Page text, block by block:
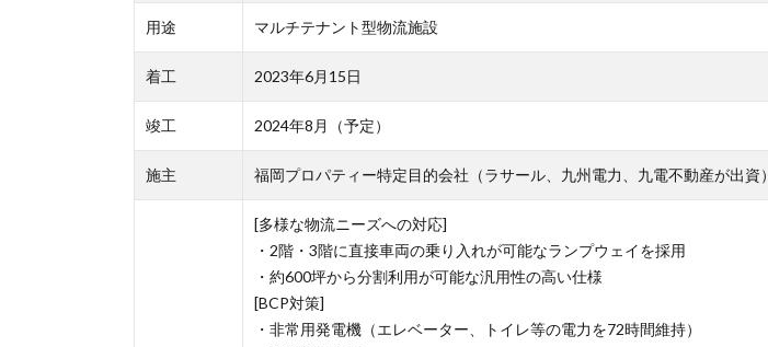
用途 マルチテナント型物流施設
着工 2023年6月15日
竣工 2024年8月（予定）
施主 福岡プロパティー特定目的会社（ラサール、九州電力、九電不動産が出資）
[多様な物流ニーズへの対応]
・2階・3階に直接車両の乗り入れが可能なランプウェイを採用
・約600坪から分割利用が可能な汎用性の高い仕様
[BCP対策]
・非常用発電機（エレベーター、トイレ等の電力を72時間維持）